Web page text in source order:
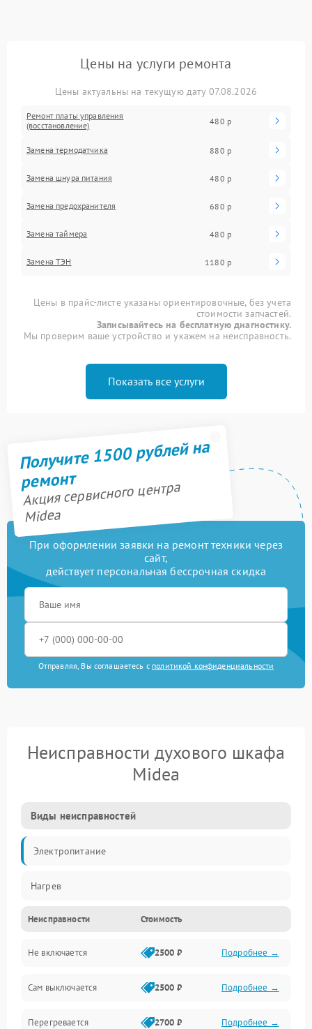
Цены на услуги ремонта
Цены актуальны на текущую дату 07.08.2026
Ремонт платы управления
(восстановление)
480 р
Замена термодатчика 880 р
Замена шнура питания 480 р
Замена предохранителя 680 р
Замена таймера 480 р
Замена ТЭН 1180 р
Цены в прайс-листе указаны ориентировочные, без учета
стоимости запчастей.
Записывайтесь на бесплатную диагностику.
Мы проверим ваше устройство и укажем на неисправность.
Показать все услуги
Получите 1500 рублей на
ремонт
Акция сервисного центра
Midea
При оформлении заявки на ремонт техники через
сайт,
действует персональная бессрочная скидка
Отправляя, Вы соглашаетесь с политикой конфиденциальности
Неисправности духового шкафа
Midea
Виды неисправностей
Электропитание
Нагрев
Неисправности Стоимость
Не включается 2500 ₽ Подробнее →
Сам выключается 2500 ₽ Подробнее →
Перегревается 2700 ₽ Подробнее →